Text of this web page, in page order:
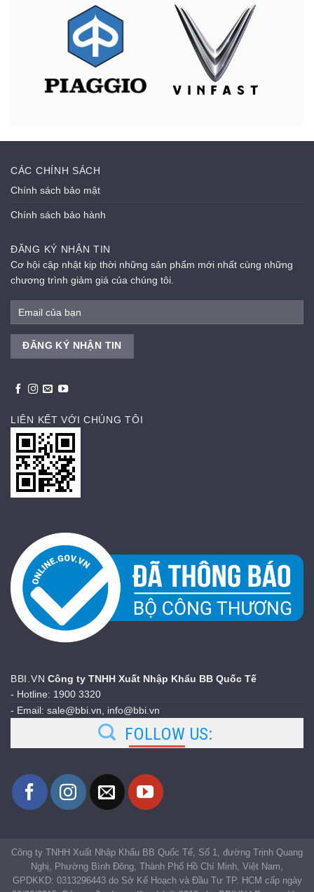
CÁC CHÍNH SÁCH
Chính sách bảo mật
Chính sách bảo hành
ĐĂNG KÝ NHẬN TIN
Cơ hội cập nhật kịp thời những sản phẩm mới nhất cùng những
chương trình giảm giá của chúng tôi.
LIÊN KẾT VỚI CHÚNG TÔI
BBI.VN Công ty TNHH Xuất Nhập Khẩu BB Quốc Tế
- Hotline: 1900 3320
- Email: sale@bbi.vn, info@bbi.vn
FOLLOW US:
Công ty TNHH Xuất Nhập Khẩu BB Quốc Tế, Số 1, đường Trịnh Quang
Nghị, Phường Bình Đông, Thành Phố Hồ Chí Minh, Việt Nam,
GPDKKD: 0313296443 do Sở Kế Hoạch và Đầu Tư TP. HCM cấp ngày